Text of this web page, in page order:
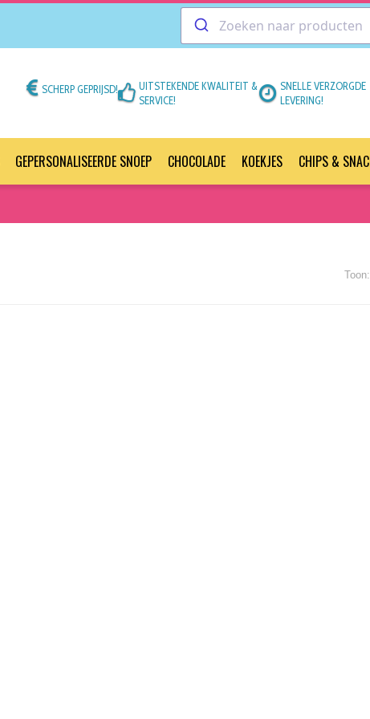
SCHERP GEPRIJSD!
UITSTEKENDE KWALITEIT &
SERVICE!
SNELLE VERZORGDE
LEVERING!
GEPERSONALISEERDE SNOEP CHOCOLADE KOEKJES CHIPS &
Toon: